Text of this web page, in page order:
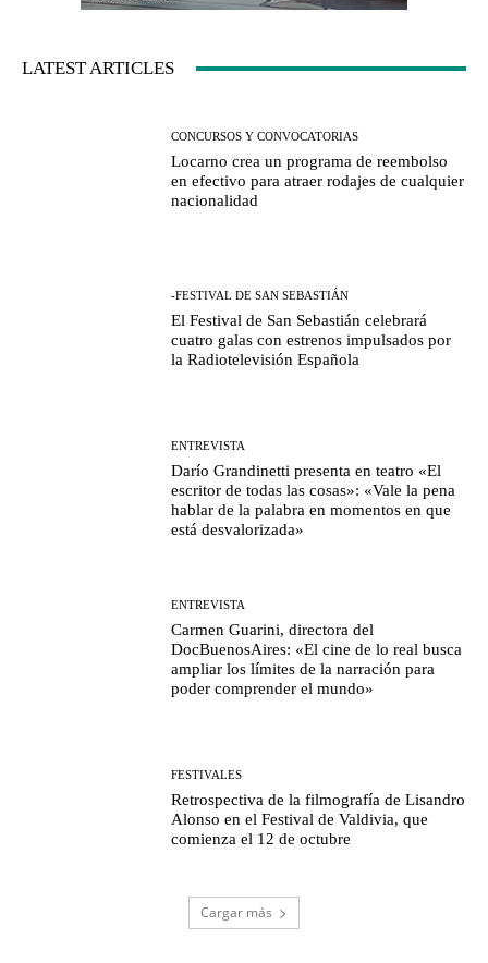
LATEST ARTICLES
CONCURSOS Y CONVOCATORIAS
Locarno crea un programa de reembolso
en efectivo para atraer rodajes de cualquier
nacionalidad
-FESTIVAL DE SAN SEBASTIÁN
El Festival de San Sebastián celebrará
cuatro galas con estrenos impulsados por
la Radiotelevisión Española
ENTREVISTA
Darío Grandinetti presenta en teatro «El
escritor de todas las cosas»: «Vale la pena
hablar de la palabra en momentos en que
está desvalorizada»
ENTREVISTA
Carmen Guarini, directora del
DocBuenosAires: «El cine de lo real busca
ampliar los límites de la narración para
poder comprender el mundo»
FESTIVALES
Retrospectiva de la filmografía de Lisandro
Alonso en el Festival de Valdivia, que
comienza el 12 de octubre
Cargar más